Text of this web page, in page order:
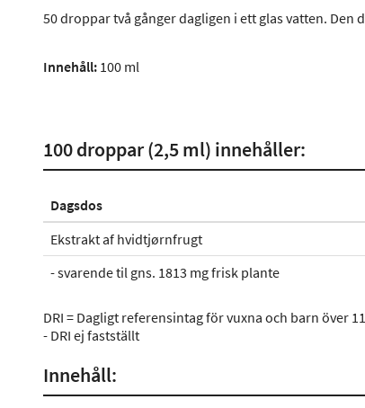
50 droppar två gånger dagligen i ett glas vatten. Den
Innehåll: 100 ml
100 droppar (2,5 ml) innehåller:
Dagsdos
Ekstrakt af hvidtjørnfrugt
- svarende til gns. 1813 mg frisk plante
DRI = Dagligt referensintag för vuxna och barn över
- DRI ej fastställt
Innehåll: